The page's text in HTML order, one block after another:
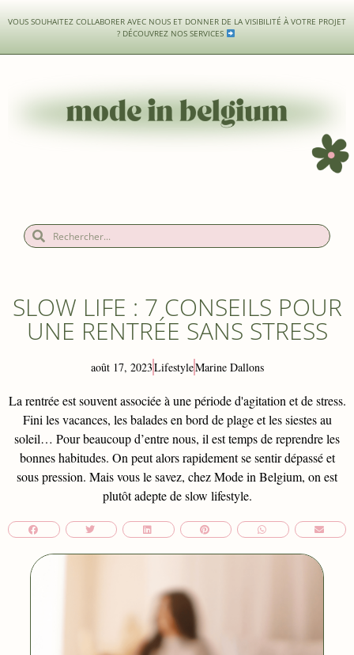
VOUS SOUHAITEZ COLLABORER AVEC NOUS ET DONNER DE LA VISIBILITÉ À VOTRE PROJET
? DÉCOUVREZ NOS SERVICES
SLOW LIFE : 7 CONSEILS POUR
UNE RENTRÉE SANS STRESS
août 17, 2023LifestyleMarine Dallons
La rentrée est souvent associée à une période d'agitation et de stress.
Fini les vacances, les balades en bord de plage et les siestes au
soleil… Pour beaucoup d’entre nous, il est temps de reprendre les
bonnes habitudes. On peut alors rapidement se sentir dépassé et
sous pression. Mais vous le savez, chez Mode in Belgium, on est
plutôt adepte de slow lifestyle.